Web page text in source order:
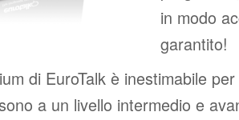
in modo
garantito!
di EuroTalk è inestimabile
a un livello intermedio e